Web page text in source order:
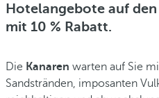
Hotelangebote auf
mit 10 % Rabatt.
Die Kanaren warten auf Sie
Sandstränden, imposanten